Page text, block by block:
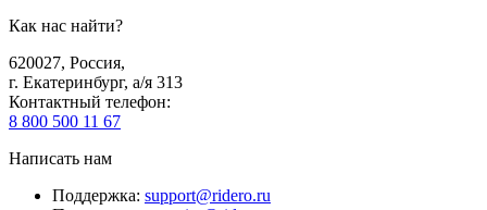
Как нас найти?
620027, Россия,
г. Екатеринбург, а/я 313
Контактный телефон:
8 800 500 11 67
Написать нам
Поддержка: support@ridero.ru